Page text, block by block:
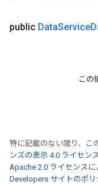
public DataService
この
特に記載のない限り、こ
ンズの表示 4.0 ライセン
Apache 2.0 ライセンス に
Developers サイトのポリ